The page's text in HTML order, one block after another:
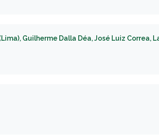
Guilherme Dalla Déa, José Luiz Correa,